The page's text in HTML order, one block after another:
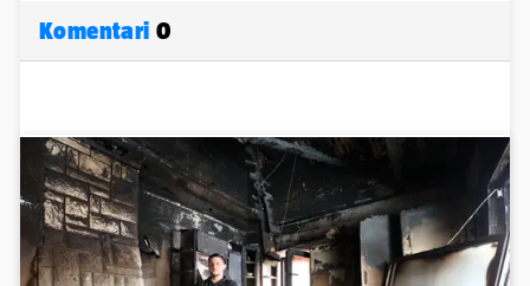
Komentari 0